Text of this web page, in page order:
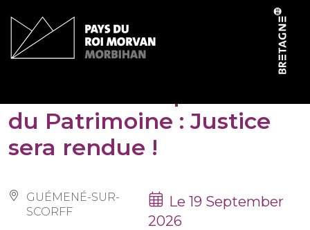
du Patrimoine : Justice
sera rendue !
GUÉMENÉ-SUR-
SCORFF
Le 19 September
2026